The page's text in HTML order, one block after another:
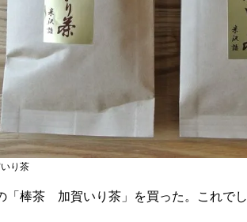
り茶
「棒茶 加賀いり茶」を買った。これでし